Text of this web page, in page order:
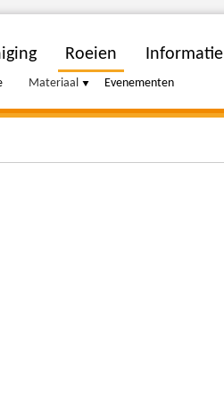
Roeien
Materiaal Evenementen
Informatie